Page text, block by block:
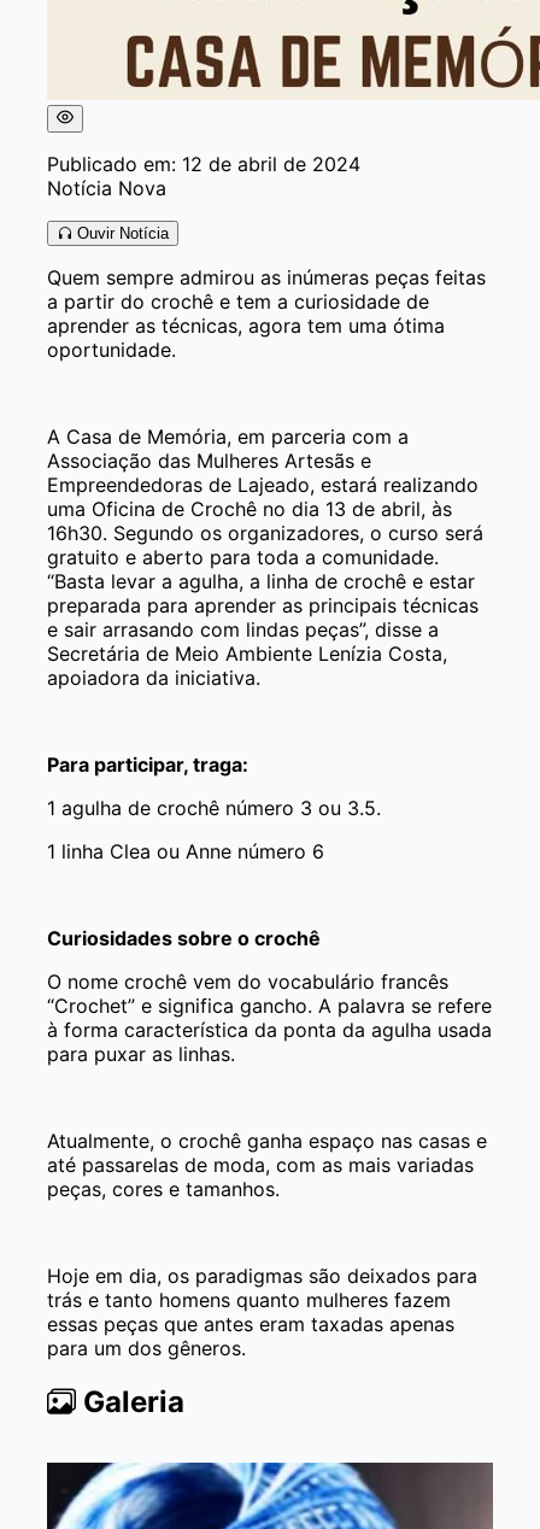
Publicado em: 12 de abril de 2024
Notícia Nova
Ouvir Notícia
Quem sempre admirou as inúmeras peças feitas
a partir do crochê e tem a curiosidade de
aprender as técnicas, agora tem uma ótima
oportunidade.
A Casa de Memória, em parceria com a
Associação das Mulheres Artesãs e
Empreendedoras de Lajeado, estará realizando
uma Oficina de Crochê no dia 13 de abril, às
16h30. Segundo os organizadores, o curso será
gratuito e aberto para toda a comunidade.
“Basta levar a agulha, a linha de crochê e estar
preparada para aprender as principais técnicas
e sair arrasando com lindas peças”, disse a
Secretária de Meio Ambiente Lenízia Costa,
apoiadora da iniciativa.
Para participar, traga:
1 agulha de crochê número 3 ou 3.5.
1 linha Clea ou Anne número 6
Curiosidades sobre o crochê
O nome crochê vem do vocabulário francês
“Crochet” e significa gancho. A palavra se refere
à forma característica da ponta da agulha usada
para puxar as linhas.
Atualmente, o crochê ganha espaço nas casas e
até passarelas de moda, com as mais variadas
peças, cores e tamanhos.
Hoje em dia, os paradigmas são deixados para
trás e tanto homens quanto mulheres fazem
essas peças que antes eram taxadas apenas
para um dos gêneros.
Galeria